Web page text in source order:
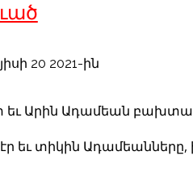
20 2021-ին
եւ Արին Ադամեան
եւ տիկին